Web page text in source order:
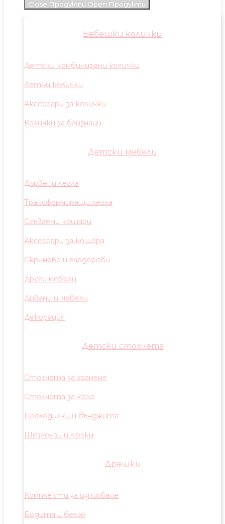
Close Продукти Open Продукти
Бебешки колички
Детски комбинирани колички
Летни колички
Аксесоари за колички
Колички за близнаци
Детски мебели
Дървени легла
Трансформиращи легла
Сгъваеми кошари
Аксесоари за кошара
Скринове и гардероби
Други мебели
Дивани и мебели
Декорация
Детски столчета
Столчета за хранене
Столчета за кола
Проходилки и бънджита
Шезлонзи и люлки
Дрешки
Комплекти за изписване
Бодита и бельо